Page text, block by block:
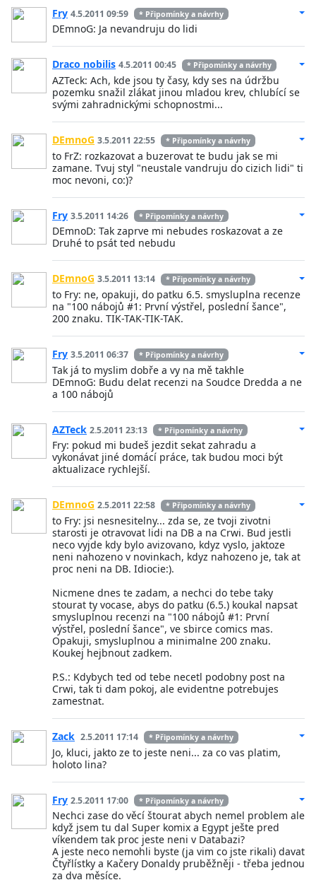
Fry 4.5.2011 09:59 * Připomínky a návrhy
DEmnoG: Ja nevandruju do lidi
Draco nobilis 4.5.2011 00:45 * Připomínky a návrhy
AZTeck: Ach, kde jsou ty časy, kdy ses na údržbu
pozemku snažil zlákat jinou mladou krev, chlubící se
svými zahradnickými schopnostmi...
DEmnoG 3.5.2011 22:55 * Připomínky a návrhy
to FrZ: rozkazovat a buzerovat te budu jak se mi
zamane. Tvuj styl "neustale vandruju do cizich lidi" ti
moc nevoni, co:)?
Fry 3.5.2011 14:26 * Připomínky a návrhy
DEmnoD: Tak zaprve mi nebudes roskazovat a ze
Druhé to psát ted nebudu
DEmnoG 3.5.2011 13:14 * Připomínky a návrhy
to Fry: ne, opakuji, do patku 6.5. smysluplna recenze
na "100 nábojů #1: První výstřel, poslední šance",
200 znaku. TIK-TAK-TIK-TAK.
Fry 3.5.2011 06:37 * Připomínky a návrhy
Tak já to myslim dobře a vy na mě takhle
DEmnoG: Budu delat recenzi na Soudce Dredda a ne
a 100 nábojů
AZTeck 2.5.2011 23:13 * Připomínky a návrhy
Fry: pokud mi budeš jezdit sekat zahradu a
vykonávat jiné domácí práce, tak budou moci být
aktualizace rychlejší.
DEmnoG 2.5.2011 22:58 * Připomínky a návrhy
to Fry: jsi nesnesitelny... zda se, ze tvoji zivotni
starosti je otravovat lidi na DB a na Crwi. Bud jestli
neco vyjde kdy bylo avizovano, kdyz vyslo, jaktoze
neni nahozeno v novinkach, kdyz nahozeno je, tak at
proc neni na DB. Idiocie:).
Nicmene dnes te zadam, a nechci do tebe taky
stourat ty vocase, abys do patku (6.5.) koukal napsat
smysluplnou recenzi na "100 nábojů #1: První
výstřel, poslední šance", ve sbirce comics mas.
Opakuji, smysluplnou a minimalne 200 znaku.
Koukej hejbnout zadkem.
P.S.: Kdybych ted od tebe necetl podobny post na
Crwi, tak ti dam pokoj, ale evidentne potrebujes
zamestnat.
Zack 2.5.2011 17:14 * Připomínky a návrhy
Jo, kluci, jakto ze to jeste neni... za co vas platim,
holoto lina?
Fry 2.5.2011 17:00 * Připomínky a návrhy
Nechci zase do věcí štourat abych nemel problem ale
když jsem tu dal Super komix a Egypt ješte pred
víkendem tak proc jeste neni v Databazi?
A jeste neco nemohli byste (ja vim co jste rikali) davat
Čtyřlístky a Kačery Donaldy pruběžněji - třeba jednou
za dva měsíce.